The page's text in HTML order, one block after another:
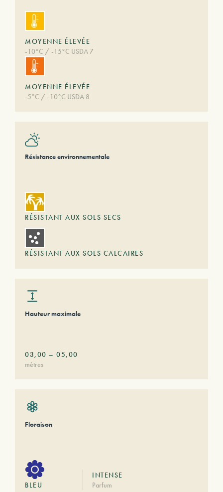
MOYENNE ÉLEVÉE
-10°C / -15°C USDA 7
MOYENNE ÉLEVÉE
-5°C / -10°C USDA 8
Résistance environnementale
RÉSISTANT AUX SOLS SECS
RÉSISTANT AUX SOLS CALCAIRES
Hauteur maximale
03,00 – 05,00
mètres
Floraison
BLEU
INTENSE
Parfum